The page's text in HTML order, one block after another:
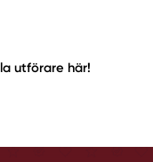
utförare här!